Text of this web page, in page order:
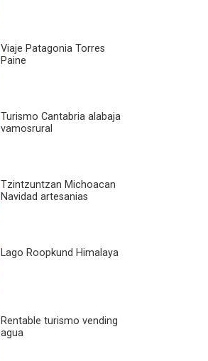
Viaje Patagonia Torres
Paine
Turismo Cantabria alabaja
vamosrural
Tzintzuntzan Michoacan
Navidad artesanias
Lago Roopkund Himalaya
Rentable turismo vending
agua